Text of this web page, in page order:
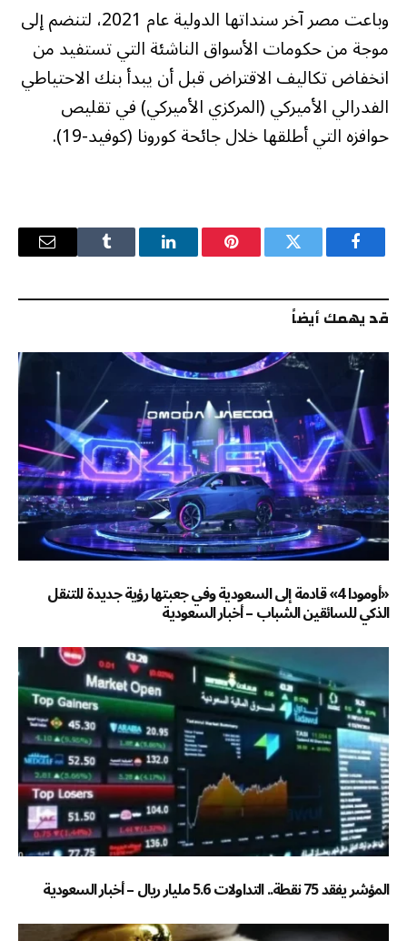
وباعت مصر آخر سنداتها الدولية عام 2021، لتنضم إلى
موجة من حكومات الأسواق الناشئة التي تستفيد من
انخفاض تكاليف الاقتراض قبل أن يبدأ بنك الاحتياطي
الفدرالي الأميركي (المركزي الأميركي) في تقليص
حوافزه التي أطلقها خلال جائحة كورونا (كوفيد-19).
فيسبوك تويتر بينتيريستلينكدإن Tumblr
البريد
قد يهمك أيضاً
«أومودا 4» قادمة إلى السعودية وفي جعبتها رؤية جديدة للتنقل
الذكي للسائقين الشباب – أخبار السعودية
المؤشر يفقد 75 نقطة.. التداولات 5.6 مليار ريال – أخبار السعودية